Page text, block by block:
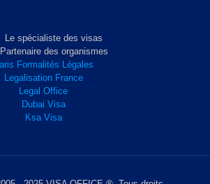
Le spécialiste des visas
Partenaire des organismes
Formalités Légales
Legalisation France
Legal Office
Dubai Visa
Ksa Visa